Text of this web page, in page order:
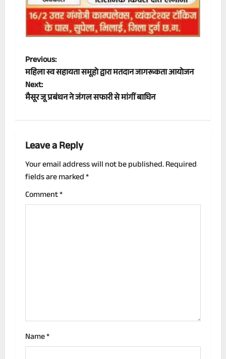
P
o
s
n
a
v
i
o
n
Previous:
महिला स्व सहायता समूहो द्वारा मतदान जागरूकता आयोजन
Next:
मैसूर जू प्रबंधन ने जंगल सफारी से मांगीं बाघिन
Leave a Reply
Your email address will not be published.Required
fields are marked*
Comment*
Name*